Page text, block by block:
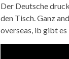
Der Deutsche
den Tisch. Ganz
overseas, ib gibt